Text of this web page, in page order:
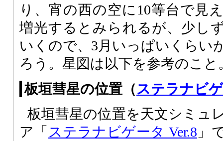
り、宵の西の空に10等台で見
増光するとみられるが、少し
いくので、3月いっぱいくらい
ろう。星図は以下を参考のこと
板垣彗星の位置（ステラナビ
板垣彗星の位置を天文シミュ
ア「 ステラナビゲータ Ver.8 」